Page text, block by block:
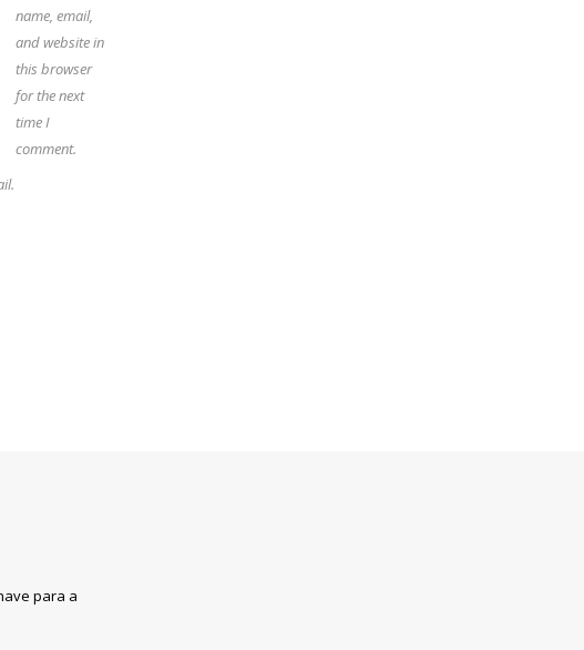
name, email,
and website in
this browser
for the next
time I
comment.
para a